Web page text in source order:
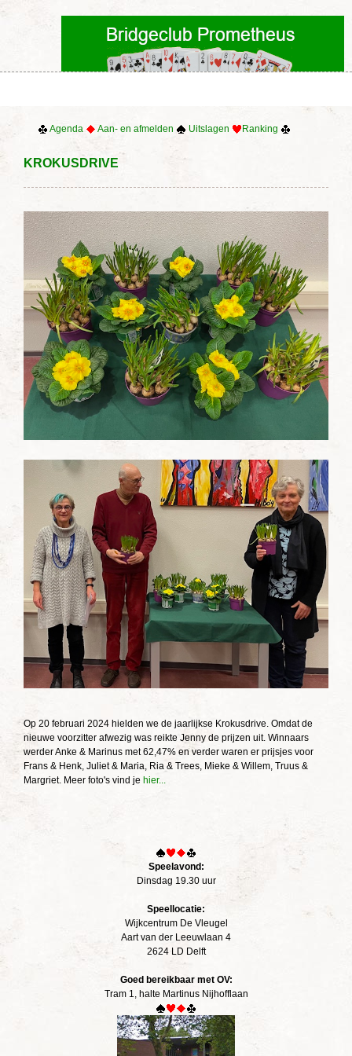
Agenda Aan- en afmelden Uitslagen Ranking
KROKUSDRIVE
Op 20 februari 2024 hielden we de jaarlijkse Krokusdrive. Omdat de
nieuwe voorzitter afwezig was reikte Jenny de prijzen uit. Winnaars
werder Anke & Marinus met 62,47% en verder waren er prijsjes voor
Frans & Henk, Juliet & Maria, Ria & Trees, Mieke & Willem, Truus &
Margriet. Meer foto's vind je hier...
Speelavond:
Dinsdag 19.30 uur
Speellocatie:
Wijkcentrum De Vleugel
Aart van der Leeuwlaan 4
2624 LD Delft
Goed bereikbaar met OV:
Tram 1, halte Martinus Nijhofflaan